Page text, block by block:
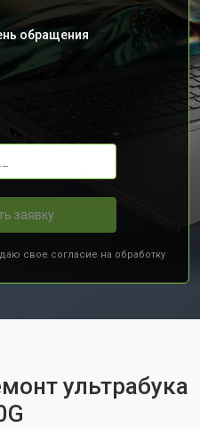
обращения
заявку
свое согласие на обработку
ультрабука